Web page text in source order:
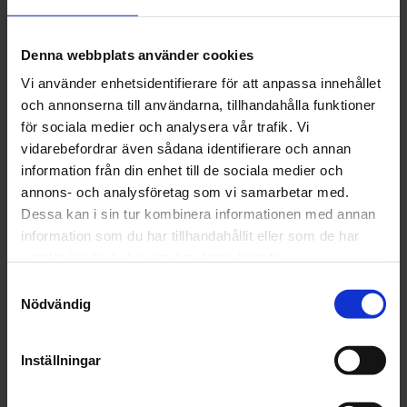
Denna webbplats använder cookies
Vi använder enhetsidentifierare för att anpassa innehållet
och annonserna till användarna, tillhandahålla funktioner
för sociala medier och analysera vår trafik. Vi
vidarebefordrar även sådana identifierare och annan
information från din enhet till de sociala medier och
annons- och analysföretag som vi samarbetar med.
Dessa kan i sin tur kombinera informationen med annan
information som du har tillhandahållit eller som de har
Nödvändig
Inställningar
förtroende och vi kan varmt
rekommendera Freja Partner för de som
står inför liknande process.
Caroline Everhult, Bellis Växtmiljö
Kundcase
Freja har varit en trygg partner som
varit intresserad, hjälpsam och tillgänglig
under hela processen. Detta har i sin tur
skapat stort förtroende och en trygghet.
med den hjälp vi fått.
Mattias Westberg, Westberg Vibrations- och omgivningskontroll AB